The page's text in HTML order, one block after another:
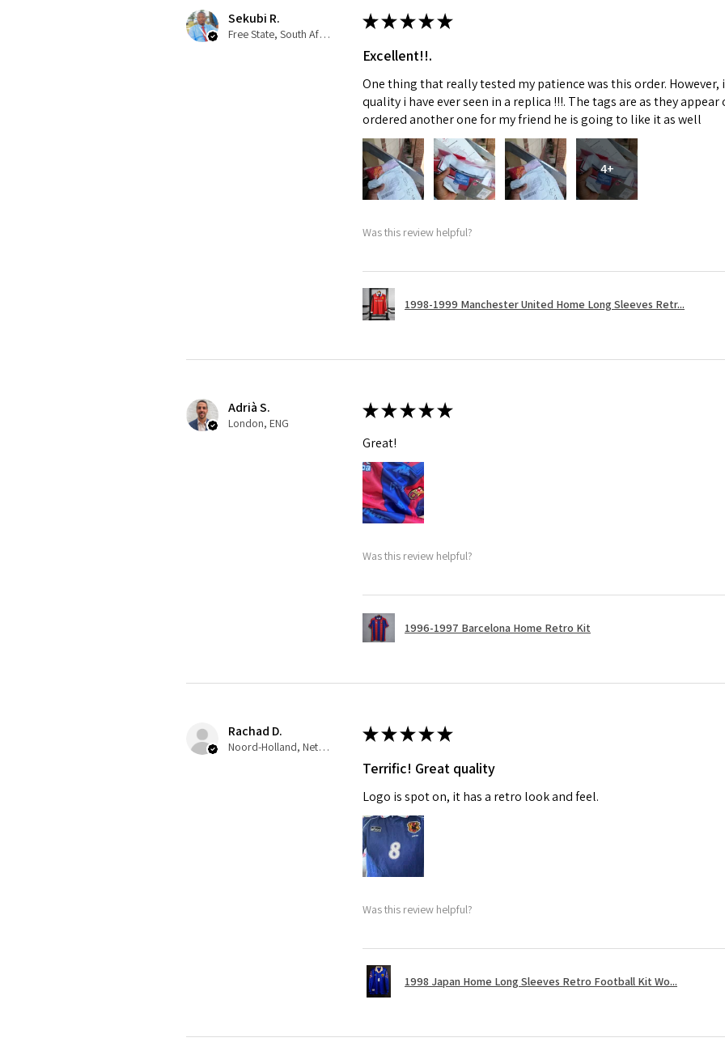
Sekubi R.
Free State, South Africa
★★★★★
Excellent!!.
One thing that really tested my patience was this order.
quality i have ever seen in a replica !!!. The tags are as they
ordered another one for my friend he is going to like it as well
4+
Was this review helpful?
1998-1999 Manchester United Home Long Sleeves Retr...
Adrià S.
London, ENG
★★★★★
Great!
Was this review helpful?
1996-1997 Barcelona Home Retro Kit
Rachad D.
Noord-Holland, Netherlands
★★★★★
Terrific! Great quality
Logo is spot on, it has a retro look and feel.
Was this review helpful?
1998 Japan Home Long Sleeves Retro Football Kit Wo...